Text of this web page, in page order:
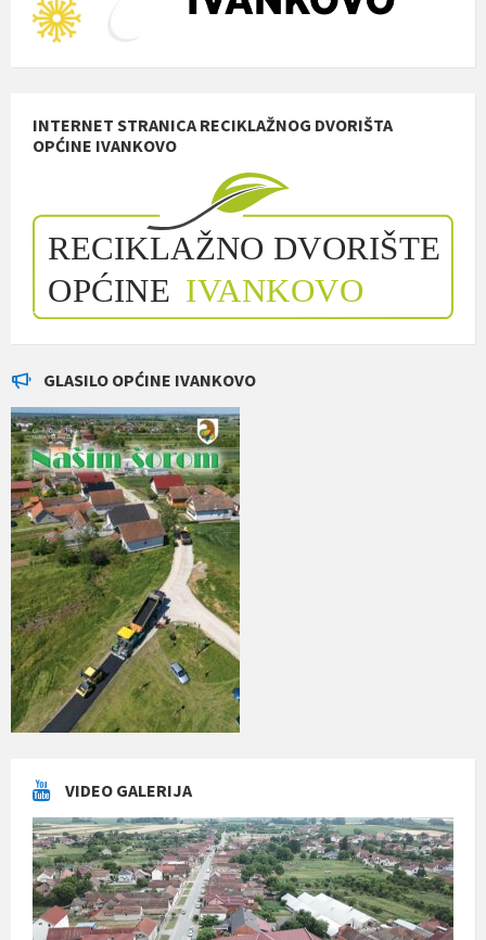
INTERNET STRANICA RECIKLAŽNOG DVORIŠTA
OPĆINE IVANKOVO
GLASILO OPĆINE IVANKOVO
VIDEO GALERIJA